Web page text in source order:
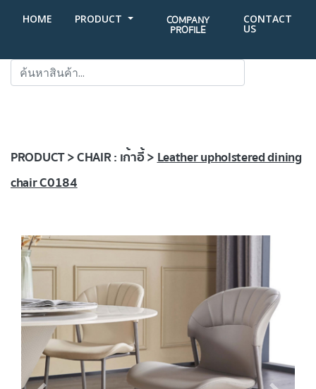
HOME PRODUCT COMPANY
PROFILE
CONTACT
US
PRODUCT > CHAIR : เก้าอี้ >Leather upholstered dining
chair C0184